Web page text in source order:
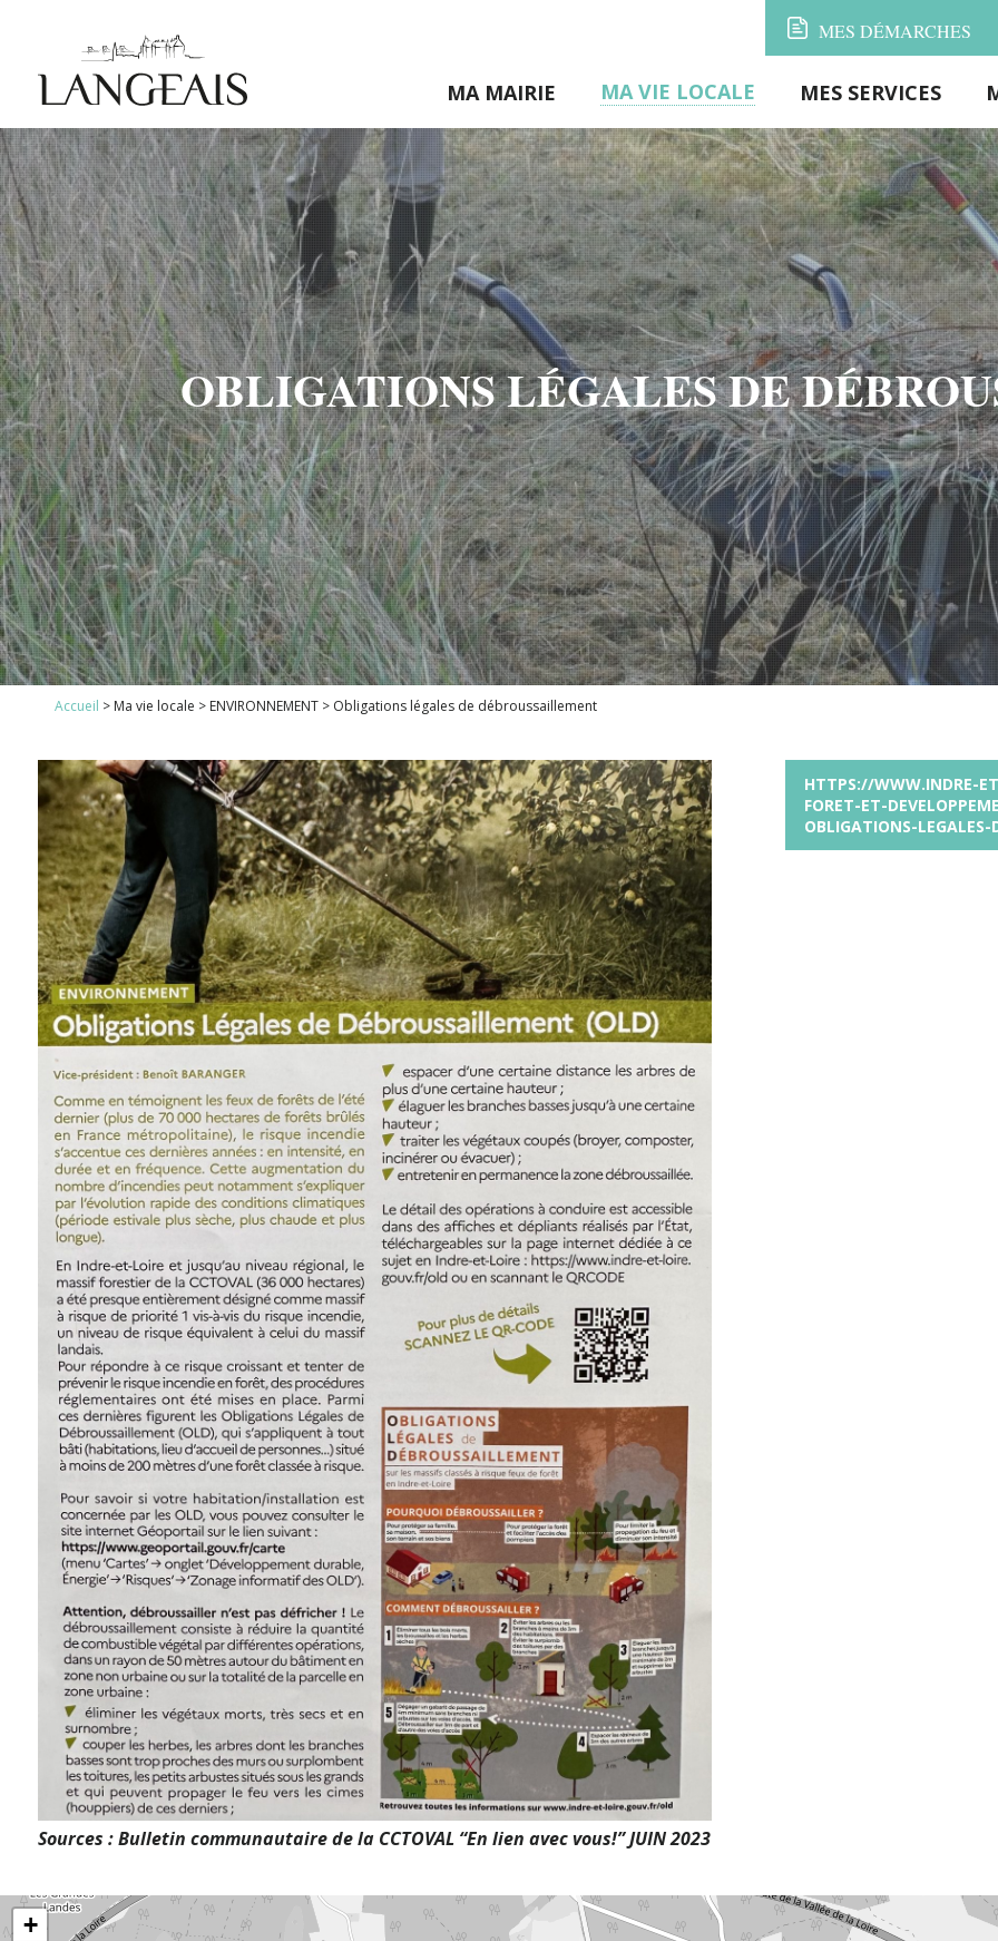
MA MAIRIE MA VIE LOCALE MES SERVICES
MESDÉMARCHES
OBLIGATIONS LÉGALES DE
Accueil > Ma vie locale > ENVIRONNEMENT> Obligations légales de débroussaillement
Sources : Bulletin communautaire de la CCTOVAL “En lien avec vous!” JUIN 2023
HTTPS://WWW.INDRE-
FORET-ET-
OBLIGATIONS-
+